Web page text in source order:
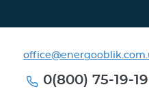
0(800) 75-19-19